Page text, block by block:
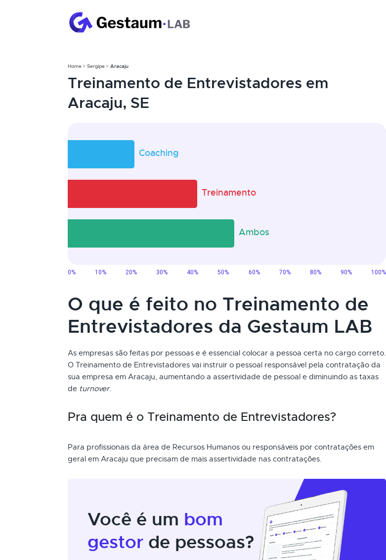
Home Sergipe Aracaju
Treinamento de Entrevistadores em
Aracaju, SE
O que é feito no Treinamento de
Entrevistadores da Gestaum LAB
As empresas são feitas por pessoas e é essencial colocar a pessoa certa no cargo correto.
O Treinamento de Entrevistadores vai instruir o pessoal responsável pela contratação da
sua empresa em Aracaju, aumentando a assertividade de pessoal e diminuindo as taxas
de turnover.
Pra quem é o Treinamento de Entrevistadores?
Para profissionais da área de Recursos Humanos ou responsáveis por contratações em
geral em Aracaju que precisam de mais assertividade nas contratações.
Você é um bom
gestor de pessoas?